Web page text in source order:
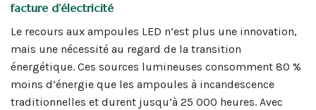
facture d’électricité
Le recours aux ampoules LED n’est plus une innovation,
mais une nécessité au regard de la transition
énergétique. Ces sources lumineuses consomment 80 %
moins d’énergie que les ampoules à incandescence
traditionnelles et durent jusqu’à 25 000 heures. Avec